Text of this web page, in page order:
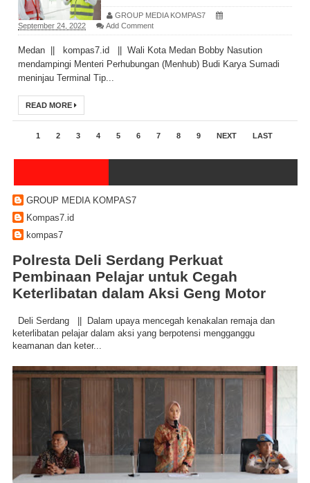
GROUP MEDIA KOMPAS7
September 24, 2022
Add Comment
Medan || kompas7.id || Wali Kota Medan Bobby Nasution
mendampingi Menteri Perhubungan (Menhub) Budi Karya Sumadi
meninjau Terminal Tip...
READ MORE
1 2 3 4 5 6 7 8 9 NEXT LAST
GROUP MEDIA KOMPAS7
Kompas7.id
kompas7
Polresta Deli Serdang Perkuat
Pembinaan Pelajar untuk Cegah
Keterlibatan dalam Aksi Geng Motor
Deli Serdang || Dalam upaya mencegah kenakalan remaja dan
keterlibatan pelajar dalam aksi yang berpotensi mengganggu
keamanan dan keter...